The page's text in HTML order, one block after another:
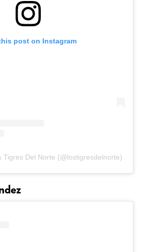
post on Instagram
Tigres Del Norte (@lostigresdelnorte)